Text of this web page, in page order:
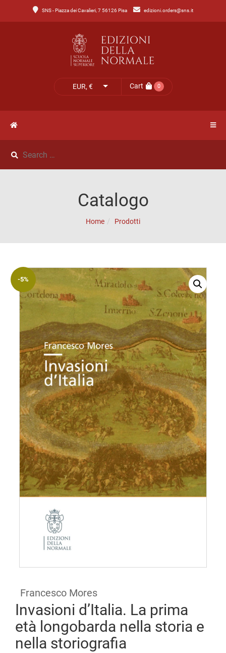
SNS - Piazza dei Cavalieri, 7 56126 Pisa edizioni.orders@sns.it
EUR, € Cart 0
MenuCatalogo
Catalogo
Incipit
Archetipi
Senza
Riviste
Annali
di
Lettere
Annali
di
Scienze
Open
access
NOVITÀ
NEWS
IL
Catalogo
Home Prodotti
-5%
Francesco Mores
Invasioni d’Italia. La prima
età longobarda nella storia e
nella storiografia